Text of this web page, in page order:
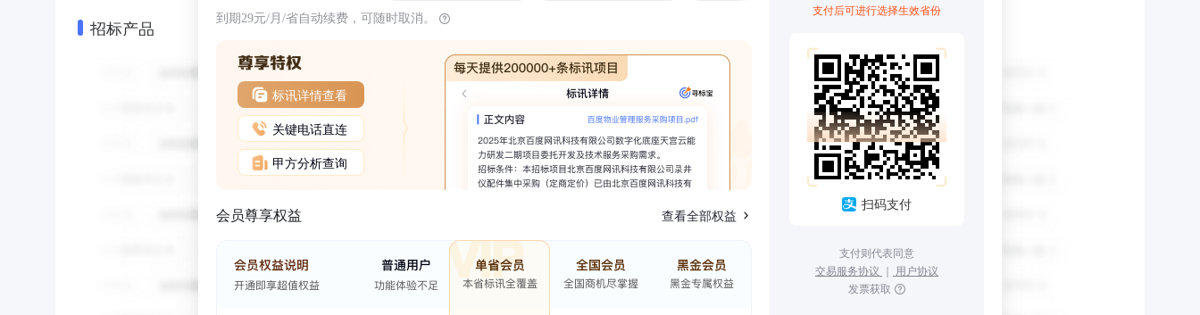
招标产品 到期29元/月/省自动续费，可随时取消。
标讯详情查看
关键电话直连
甲方分析查询
会员尊享权益 查看全部权益
支付后可进行选择生效省份
扫码支付
支付则代表同意
交易服务协议 ｜ 用户协议
发票获取